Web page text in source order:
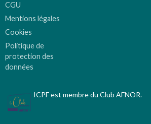
CGU
Mentions légales
Cookies
Politique de
protection des
données
ICPF est membre du Club AFNOR.